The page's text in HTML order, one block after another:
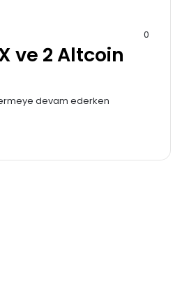
0
ve 2 Altcoin
devam ederken